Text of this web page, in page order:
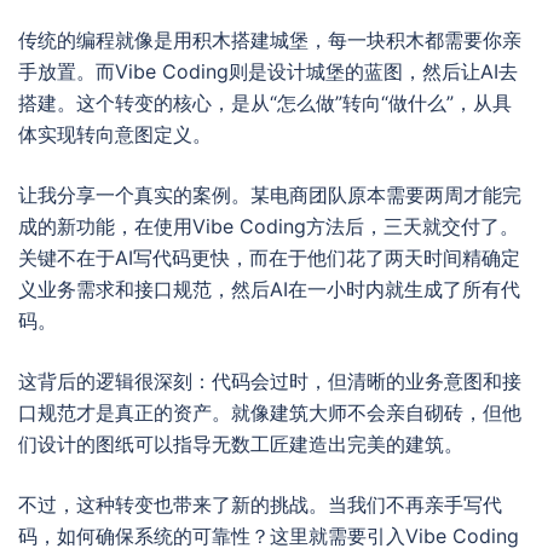
传统的编程就像是用积木搭建城堡，每一块积木都需要你亲
手放置。而Vibe Coding则是设计城堡的蓝图，然后让AI去
搭建。这个转变的核心，是从“怎么做”转向“做什么”，从具
体实现转向意图定义。
让我分享一个真实的案例。某电商团队原本需要两周才能完
成的新功能，在使用Vibe Coding方法后，三天就交付了。
关键不在于AI写代码更快，而在于他们花了两天时间精确定
义业务需求和接口规范，然后AI在一小时内就生成了所有代
码。
这背后的逻辑很深刻：代码会过时，但清晰的业务意图和接
口规范才是真正的资产。就像建筑大师不会亲自砌砖，但他
们设计的图纸可以指导无数工匠建造出完美的建筑。
不过，这种转变也带来了新的挑战。当我们不再亲手写代
码，如何确保系统的可靠性？这里就需要引入Vibe Coding